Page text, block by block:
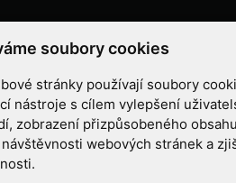
soubory cookies
stránky používají soubory
nástroje s cílem vylepšení
zobrazení přizpůsobeného
webových stránek a